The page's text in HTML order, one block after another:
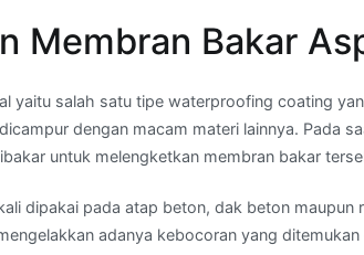
Membran Bakar
yaitu salah satu tipe waterproofing coating
dengan macam materi lainnya. Pada
untuk melengketkan membran bakar
dipakai pada atap beton, dak beton maupun
adanya kebocoran yang